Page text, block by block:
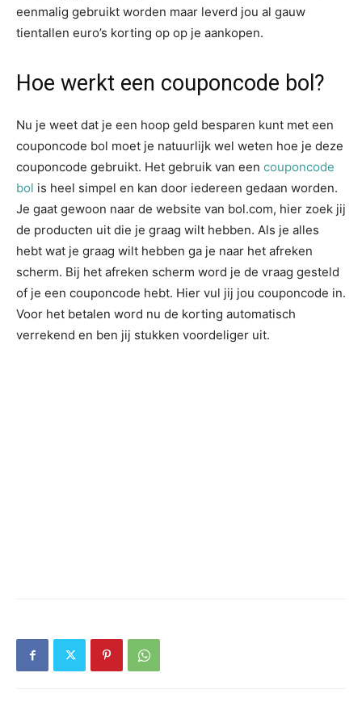
eenmalig gebruikt worden maar leverd jou al gauw
tientallen euro’s korting op op je aankopen.
Hoe werkt een couponcode bol?
Nu je weet dat je een hoop geld besparen kunt met een
couponcode bol moet je natuurlijk wel weten hoe je deze
couponcode gebruikt. Het gebruik van een couponcode
bol is heel simpel en kan door iedereen gedaan worden.
Je gaat gewoon naar de website van bol.com, hier zoek jij
de producten uit die je graag wilt hebben. Als je alles
hebt wat je graag wilt hebben ga je naar het afreken
scherm. Bij het afreken scherm word je de vraag gesteld
of je een couponcode hebt. Hier vul jij jou couponcode in.
Voor het betalen word nu de korting automatisch
verrekend en ben jij stukken voordeliger uit.